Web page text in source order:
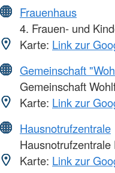
Frauenhaus
4. Frauen- und
Karte: Link zur
Gemeinschaft
Gemeinschaft
Karte: Link zur
Hausnotrufzentrale
Hausnotrufzentrale
Karte: Link zur